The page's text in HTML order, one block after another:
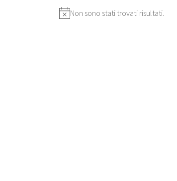
Non sono stati trovati risultati.